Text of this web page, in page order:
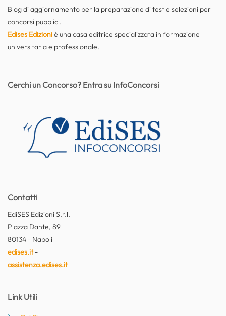
Blog di aggiornamento per la preparazione di test e selezioni per
concorsi pubblici.
Edises Edizioniè una casa editrice specializzata in formazione
universitaria e professionale.
Contatti
EdiSES Edizioni S.r.l.
Piazza Dante, 89
80134 - Napoli
edises.it-
assistenza.edises.it
Link Utili
Cerchi un Concorso? Entra su InfoConcorsi